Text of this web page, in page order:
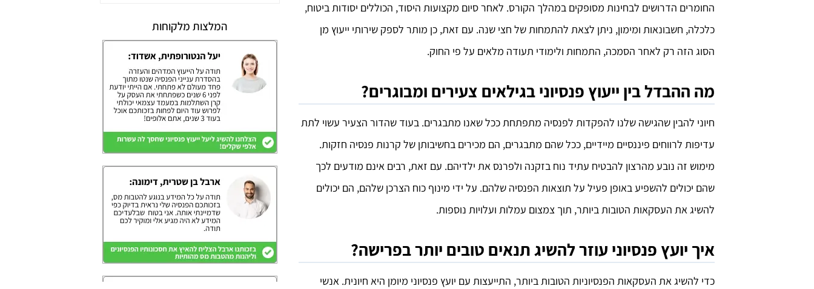
החומרים הדרושים לבחינות מסופקים במהלך הקורס. לאחר סיום מקצועות היסוד, הכוללים יסודות ביטוח,
כלכלה, חשבונאות ומימון, ניתן לצאת להתמחות של חצי שנה. עם זאת, כן מותר לספק שירותי ייעוץ מן
הסוג הזה רק לאחר הסמכה, התמחות ולימודי תעודה מלאים על פי החוק.
מה ההבדל בין ייעוץ פנסיוני בגילאים צעירים ומבוגרים?
חיוני להבין שהגישה שלנו להפקדות לפנסיה מתפתחת ככל שאנו מתבגרים. בעוד שהדור הצעיר עשוי לתת
עדיפות לרווחים פיננסיים מיידיים, ככל שהם מתבגרים, הם מכירים בחשיבותן של קרנות פנסיה חזקות.
מימוש זה נובע מהרצון להבטיח עתיד נוח בזקנה ולפרנס את ילדיהם. עם זאת, רבים אינם מודעים לכך
שהם יכולים להשפיע באופן פעיל על תוצאות הפנסיה שלהם. על ידי מינוף כוח הצרכן שלהם, הם יכולים
להשיג את העסקאות הטובות ביותר, תוך צמצום עמלות ועלויות נוספות.
איך יועץ פנסיוני עוזר להשיג תנאים טובים יותר בפרישה?
כדי להשיג את העסקאות הפנסיוניות הטובות ביותר, התייעצות עם יועץ פנסיוני מיומן היא חיונית. אנשי
המלצות מלקוחות